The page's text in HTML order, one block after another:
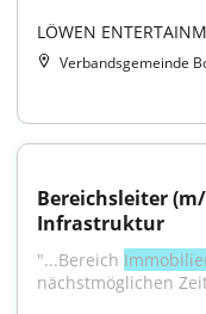
LÖWEN
Verbandsgemeinde
Bereichsleiter
Infrastruktur
"...Bereich
nächstmöglichen